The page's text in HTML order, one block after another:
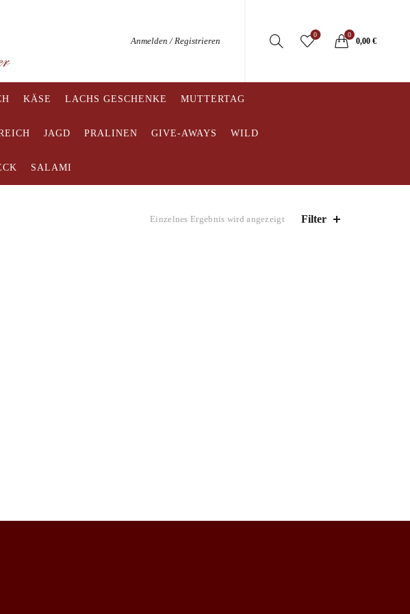
Anmelden / Registrieren
0 0
0,00 €
KÄSE LACHS GESCHENKE MUTTERTAG
JAGD PRALINEN GIVE-AWAYS WILD
SALAMI
Einzelnes Ergebnis wird angezeigt Filter